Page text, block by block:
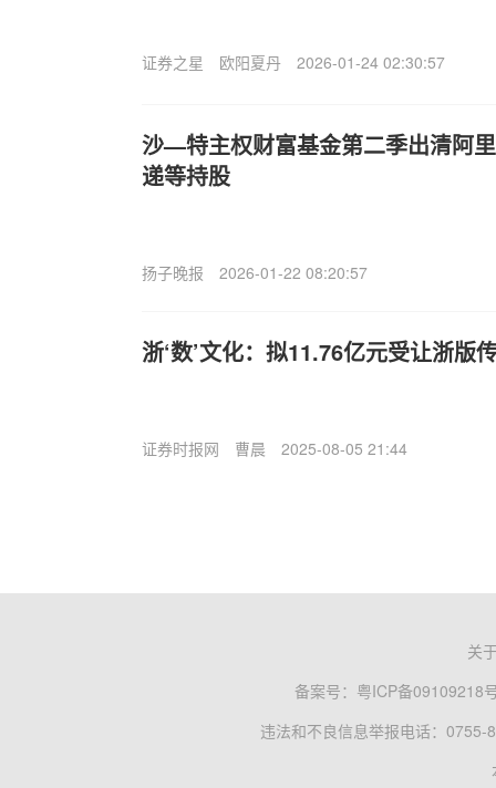
证券之星 欧阳夏丹 2026-01-24 02:30:57
沙—特主权财富基金第二季出清阿
递等持股
扬子晚报 2026-01-22 08:20:57
浙‘数’文化：拟11.76亿元受让浙版
证券时报网 曹晨 2025-08-05 21:44
关
备案号： 粤ICP备09109218
违法和不良信息举报电话：0755-